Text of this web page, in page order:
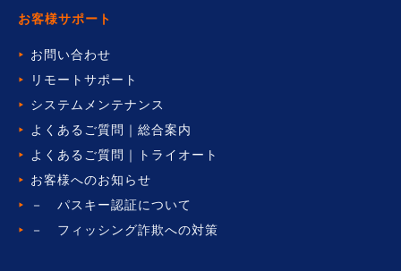
お客様サポート
お問い合わせ
リモートサポート
システムメンテナンス
よくあるご質問｜総合案内
よくあるご質問｜トライオート
お客様へのお知らせ
－ パスキー認証について
－ フィッシング詐欺への対策